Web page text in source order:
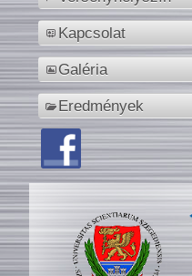
Kapcsolat
Galéria
Eredmények